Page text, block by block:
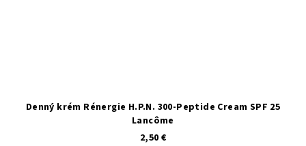
Denný krém Rénergie H.P.N. 300-Peptide Cream SPF 25
Lancôme
2,50 €